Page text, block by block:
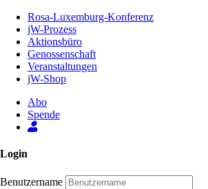
Inhalt
Seite
Rosa-Luxemburg-Konferenz
jW-Prozess
Aktionsbüro
Genossenschaft
Veranstaltungen
jW-Shop
Abo
Spende
Login
Benutzername